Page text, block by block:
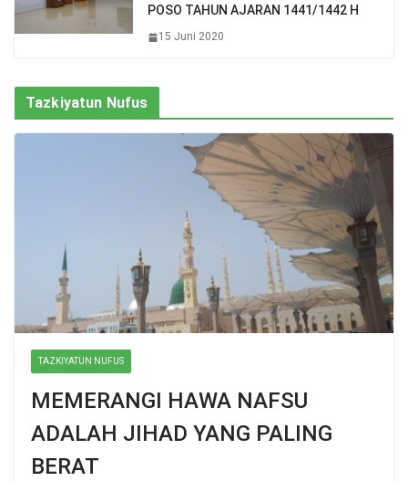
POSO TAHUN AJARAN 1441/1442 H
15 Juni 2020
Tazkiyatun Nufus
TAZKIYATUN NUFUS
MEMERANGI HAWA NAFSU
ADALAH JIHAD YANG PALING
BERAT